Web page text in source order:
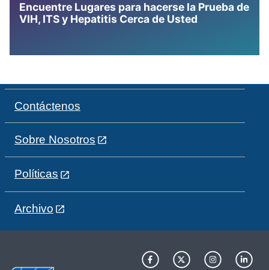
Encuentre Lugares para hacerse la Prueba de
VIH, ITS y Hepatitis Cerca de Usted
Contáctenos
Sobre Nosotros
Políticas
Archivo